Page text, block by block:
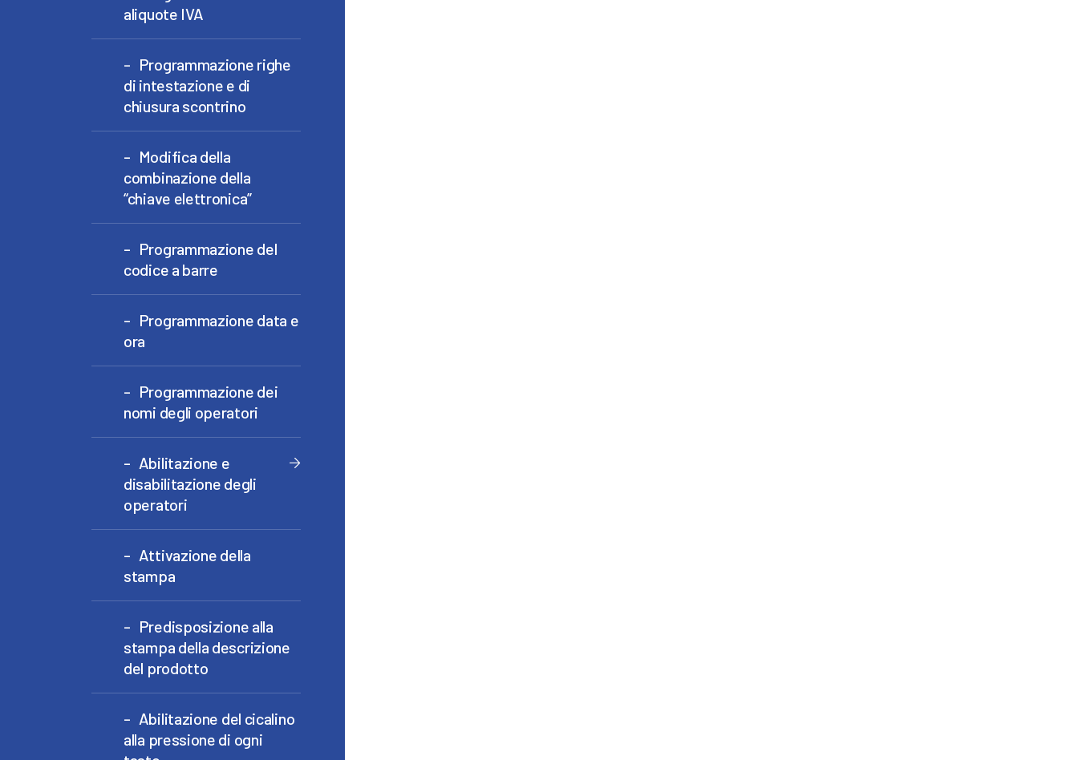
aliquote IVA
Programmazione righe
di intestazione e di
chiusura scontrino
Modifica della
combinazione della
“chiave elettronica”
Programmazione del
codice a barre
Programmazione data e
ora
Programmazione dei
nomi degli operatori
Abilitazione e
disabilitazione degli
operatori
Attivazione della
stampa
Predisposizione alla
stampa della descrizione
del prodotto
Abilitazione del cicalino
alla pressione di ogni